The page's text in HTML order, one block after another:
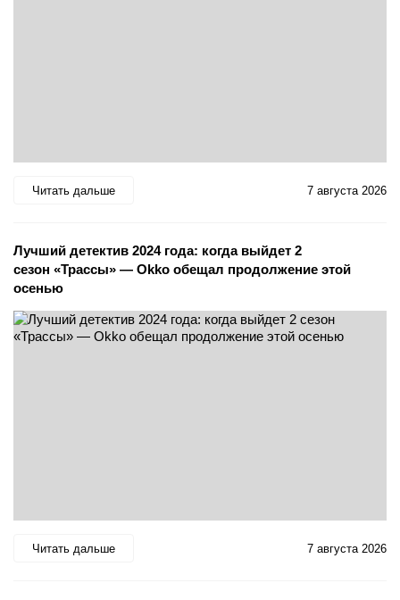
Читать дальше 7 августа 2026
Лучший детектив 2024 года: когда выйдет 2
сезон «Трассы» — Okko обещал продолжение этой
осенью
Читать дальше 7 августа 2026